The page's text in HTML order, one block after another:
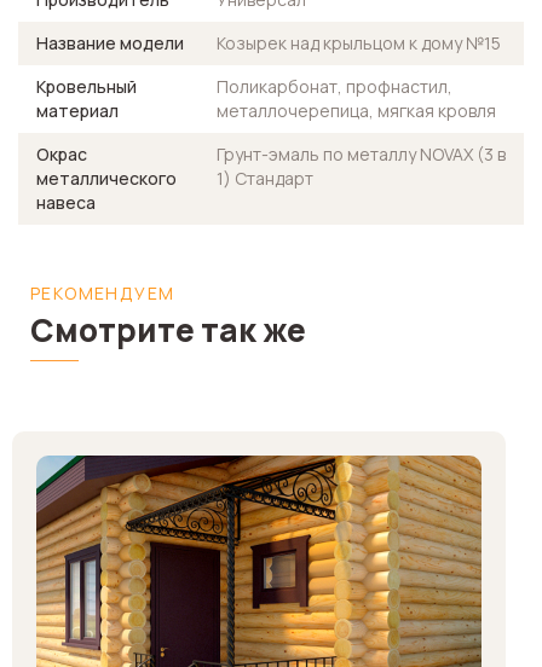
Название модели
Козырек над крыльцом к дому №15
Кровельный
материал
Поликарбонат, профнастил,
металлочерепица, мягкая кровля
Окрас
металлического
навеса
Грунт-эмаль по металлу NOVAX (3 в
1) Стандарт
РЕКОМЕНДУЕМ
Смотрите так же